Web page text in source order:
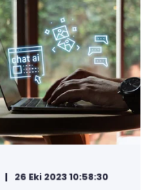
26 Eki 2023 10:58:30